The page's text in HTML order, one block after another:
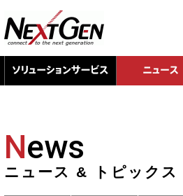
News
ニュース & トピックス